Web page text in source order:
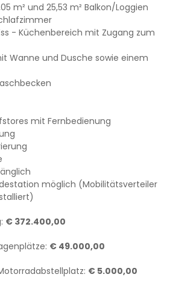
m² und 25,53 m² Balkon/Loggien
- Küchenbereich mit Zugang zum
Wanne und Dusche sowie einem
mit Fernbedienung
möglich (Mobilitätsverteiler
€ 372.400,00
€ 49.000,00
€ 5.000,00